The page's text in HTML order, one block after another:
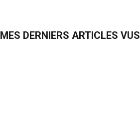
MES DERNIERS ARTICLES VUS